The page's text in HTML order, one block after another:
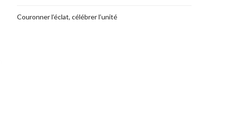
Couronner l’éclat, célébrer l’unité